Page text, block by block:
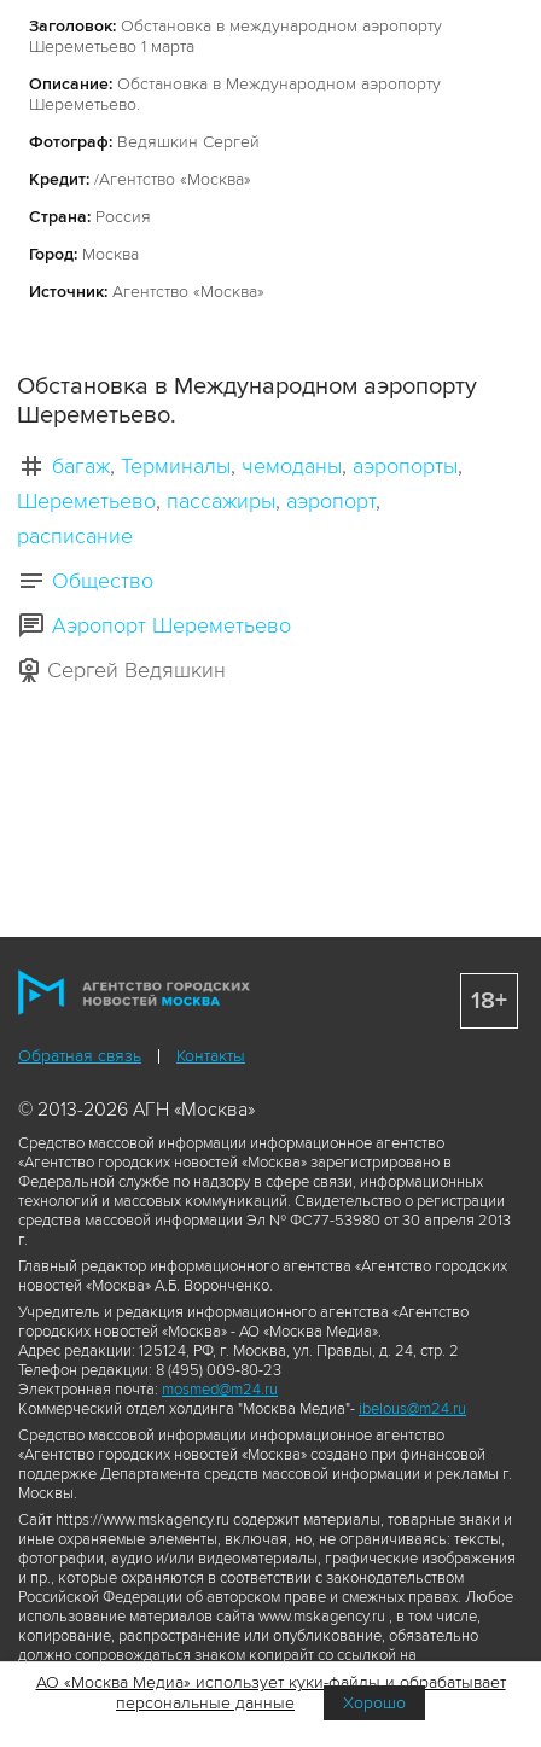
Заголовок: Обстановка в международном аэропорту
Шереметьево 1 марта
Описание: Обстановка в Международном аэропорту
Шереметьево.
Фотограф: Ведяшкин Сергей
Кредит: /Агентство «Москва»
Страна: Россия
Город: Москва
Источник: Агентство «Москва»
Обстановка в Международном аэропорту
Шереметьево.
багаж Терминалы чемоданы аэропорты
Шереметьево пассажиры аэропорт
расписание
Общество
Аэропорт Шереметьево
Сергей Ведяшкин
Обратная связь Контакты
© 2013-2026 АГН «Москва»
Средство массовой информации информационное агентство
«Агентство городских новостей «Москва» зарегистрировано в
Федеральной службе по надзору в сфере связи, информационных
технологий и массовых коммуникаций. Свидетельство о регистрации
средства массовой информации Эл № ФС77-53980 от 30 апреля 2013
г.
Главный редактор информационного агентства «Агентство городских
новостей «Москва» А.Б. Воронченко.
Учредитель и редакция информационного агентства «Агентство
городских новостей «Москва» - АО «Москва Медиа».
Адрес редакции: 125124, РФ, г. Москва, ул. Правды, д. 24, стр. 2
Телефон редакции: 8 (495) 009-80-23
Электронная почта: mosmed@m24.ru
Коммерческий отдел холдинга "Москва Медиа"- ibelous@m24.ru
Средство массовой информации информационное агентство
«Агентство городских новостей «Москва» создано при финансовой
поддержке Департамента средств массовой информации и рекламы г.
Москвы.
Сайт https://www.mskagency.ru содержит материалы, товарные знаки и
иные охраняемые элементы, включая, но, не ограничиваясь: тексты,
фотографии, аудио и/или видеоматериалы, графические изображения
и пр., которые охраняются в соответствии с законодательством
Российской Федерации об авторском праве и смежных правах. Любое
использование материалов сайта www.mskagency.ru , в том числе,
копирование, распространение или опубликование, обязательно
должно сопровождаться знаком копирайт со ссылкой на
правообладателя © АО «Москва Медиа», а также гиперссылкой на сайт
www.mskagency.ru как на первоисточник информации. Переработка
материалов сайта www.mskagency.ru не допускается.
18+
АО «Москва Медиа» использует куки-файлы и обрабатывает
персональные данные
Хорошо